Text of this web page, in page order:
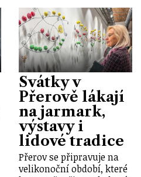
Svátky v
Přerově lákají
na jarmark,
výstavy i
lidové tradice
Přerov se připravuje na
velikonoční období, které